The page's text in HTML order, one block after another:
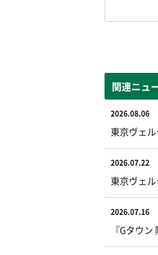
関連ニュ
2026.08.06
東京ヴェ
2026.07.22
東京ヴェ
2026.07.16
『Gタウ